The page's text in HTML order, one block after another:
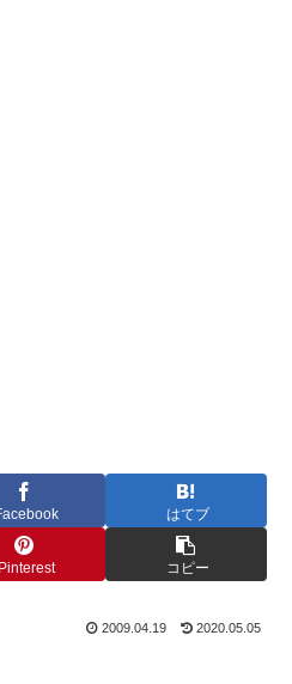
はてブ
Pinterest コピー
2009.04.19 2020.05.05